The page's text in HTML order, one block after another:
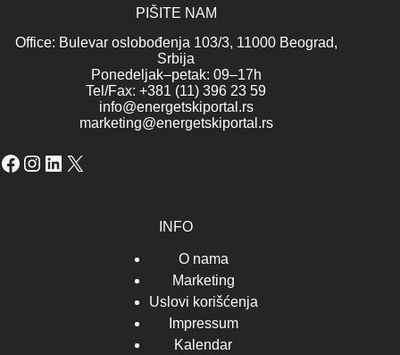
PIŠITE NAM
Office: Bulevar oslobođenja 103/3, 11000 Beograd,
Srbija
Ponedeljak–petak: 09–17h
Tel/Fax: +381 (11) 396 23 59
info@energetskiportal.rs
marketing@energetskiportal.rs
Facebook
Instagram
LinkedIn
X
INFO
O nama
Marketing
Uslovi korišćenja
Impressum
Kalendar